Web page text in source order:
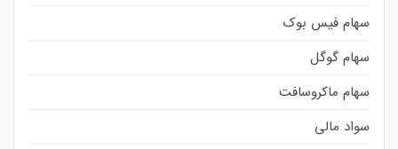
سهام فیس بوک
سهام گوگل
سهام ماکروسافت
سواد مالی